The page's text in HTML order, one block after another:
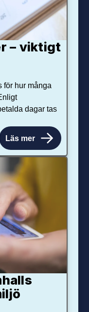
– viktigt
för hur många
dagar tas
Läs mer